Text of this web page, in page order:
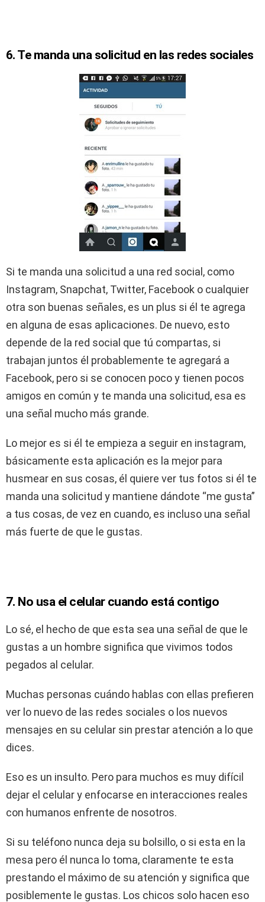
6. Te manda una solicitud en las redes sociales
Si te manda una solicitud a una red social, como
Instagram, Snapchat, Twitter, Facebook o cualquier
otra son buenas señales, es un plus si él te agrega
en alguna de esas aplicaciones. De nuevo, esto
depende de la red social que tú compartas, si
trabajan juntos él probablemente te agregará a
Facebook, pero si se conocen poco y tienen pocos
amigos en común y te manda una solicitud, esa es
una señal mucho más grande.
Lo mejor es si él te empieza a seguir en instagram,
básicamente esta aplicación es la mejor para
husmear en sus cosas, él quiere ver tus fotos si él te
manda una solicitud y mantiene dándote “me gusta”
a tus cosas, de vez en cuando, es incluso una señal
más fuerte de que le gustas.
7. No usa el celular cuando está contigo
Lo sé, el hecho de que esta sea una señal de que le
gustas a un hombre significa que vivimos todos
pegados al celular.
Muchas personas cuándo hablas con ellas prefieren
ver lo nuevo de las redes sociales o los nuevos
mensajes en su celular sin prestar atención a lo que
dices.
Eso es un insulto. Pero para muchos es muy difícil
dejar el celular y enfocarse en interacciones reales
con humanos enfrente de nosotros.
Si su teléfono nunca deja su bolsillo, o si esta en la
mesa pero él nunca lo toma, claramente te esta
prestando el máximo de su atención y significa que
posiblemente le gustas. Los chicos solo hacen eso